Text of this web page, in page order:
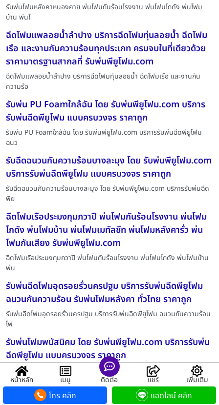
รับพ่นโฟมหลังคาหนองคาย พ่นโฟมกันร้อนโรงงาน พ่นโฟมโกดัง พ่นโฟม
บ้าน พ่นโ
ฉีดโฟมแพลอยน้ำลำปาง บริการฉีดโฟมทุ่นลอยน้ำ ฉีดโฟม
เรือ และงานกันความร้อนทุกประเภท ครบจบในที่เดียวด้วย
ราคามาตรฐานสากลที่ รับพ่นพียูโฟม.com
ฉีดโฟมแพลอยน้ำลำปาง บริการฉีดโฟมทุ่นลอยน้ำ ฉีดโฟมเรือ และงานกัน
ความร้อ
รับพ่น PU Foamใกล้ฉัน โดย รับพ่นพียูโฟม.com บริการ
รับพ่นฉีดพียูโฟม แบบครบวงจร ราคาถูก
รับพ่น PU Foamใกล้ฉัน โดย รับพ่นพียูโฟม.com บริการรับพ่นฉีดพียูโฟม
ฉนว
รับฉีดฉนวนกันความร้อนบางละมุง โดย รับพ่นพียูโฟม.com
บริการรับพ่นฉีดพียูโฟม แบบครบวงจร ราคาถูก
รับฉีดฉนวนกันความร้อนบางละมุง โดย รับพ่นพียูโฟม.com บริการรับพ่นฉีด
พีย
ฉีดโฟมเรือประมงกุมภวาปี พ่นโฟมกันร้อนโรงงาน พ่นโฟม
โกดัง พ่นโฟมบ้าน พ่นโฟมเมทัลชีท พ่นโฟมหลังคารั่ว พ่น
โฟมกันเสียง รับพ่นพียูโฟม.com
ฉีดโฟมเรือประมงกุมภวาปี พ่นโฟมกันร้อนโรงงาน พ่นโฟมโกดัง พ่นโฟมบ้าน
พ่น
รับพ่นฉีดโฟมอุดรอยรั่วนครปฐม บริการรับพ่นฉีดพียูโฟม
ฉนวนกันความร้อน รับพ่นโฟมหลังคา ทั่วไทย ราคาถูก
รับพ่นฉีดโฟมอุดรอยรั่วนครปฐม บริการรับพ่นฉีดพียูโฟม ฉนวนกันความร้อน
โฟ
รับพ่นโฟมพนัสนิคม โดย รับพ่นพียูโฟม.com บริการรับพ่น
ฉีดพียูโฟม แบบครบวงจร ราคาถูก
รับพ่นโฟมพนัสนิคม โดย รับพ่นพียูโฟม.com บริการรับพ่นฉีดพียูโฟม ฉนวน
กัน
รับพ่นฉีดพียูโฟมปากเกร็ด บริการรับพ่นฉีดพียูโฟม ฉนวน
หน้าหลัก เมนู ติดต่อ แชร์ เพิ่มเติม
โทร คลิก แอดไลน์ คลิก